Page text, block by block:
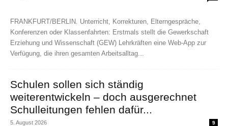
FRANKFURT/BERLIN. Unterricht, Korrekturen, Elterngespräche,
Konferenzen oder Klassenfahrten: Erstmals stellt die Gewerkschaft
Erziehung und Wissenschaft (GEW) Lehrkräften eine Web-App zur
Verfügung, die ihren gesamten Arbeitsalltag...
Schulen sollen sich ständig
weiterentwickeln – doch ausgerechnet
Schulleitungen fehlen dafür...
5. August 2026 9